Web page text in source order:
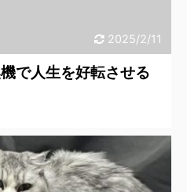
2025/2/11
で人生を好転させる